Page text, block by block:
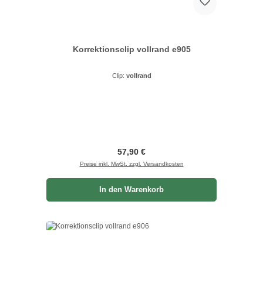
Korrektionsclip vollrand e905
Clip: vollrand
Regulärer Preis:
57,90 €
Preise inkl. MwSt. zzgl. Versandkosten
In den Warenkorb